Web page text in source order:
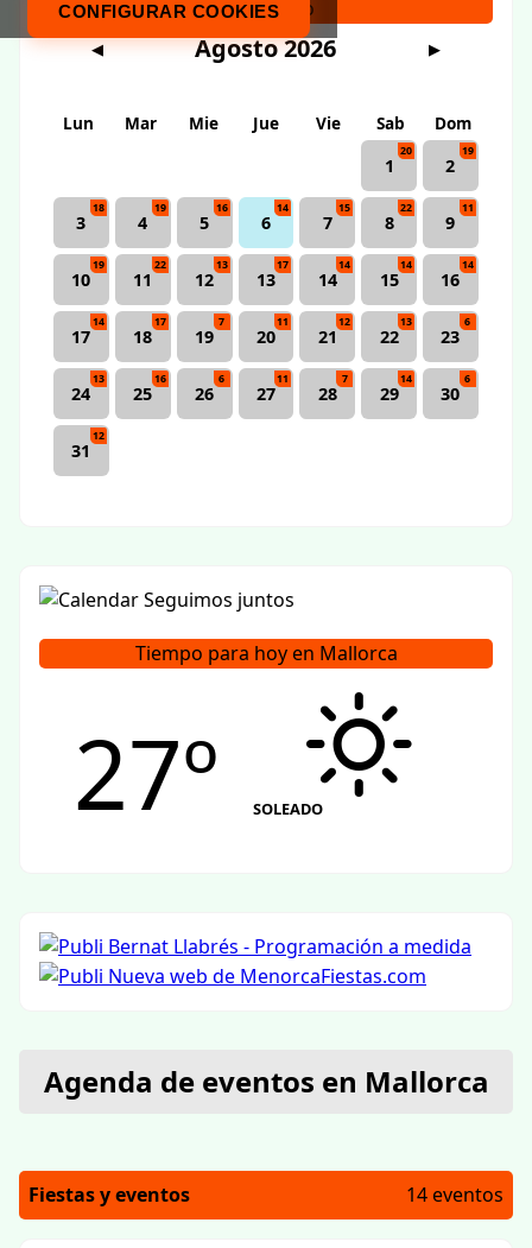
CONFIGURAR COOKIES
Calendario
◀ Agosto 2026 ▶
Lun Mar Mie Jue Vie Sab
Dom
1
20
2
19
3
18
4
19
5
16
6
14
7
15
8
22
9
11
10
19
11
22
12
13
13
17
14
14
15
14
16
14
17
14
18
17
19
7
20
11
21
12
22
13
23
6
24
13
25
16
26
6
27
11
28
7
29
14
30
6
31
12
Tiempo para hoy en Mallorca
27º SOLEADO
Agenda de eventos en Mallorca
Fiestas y eventos 14 eventos